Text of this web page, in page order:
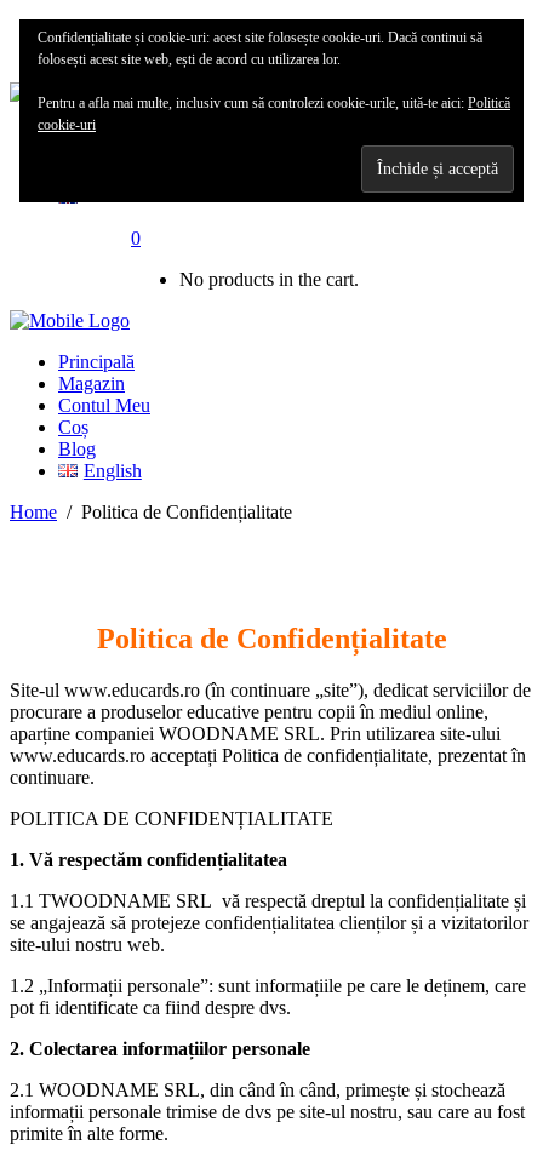
Principală
Magazin
Contul meu
0
No products in the cart.
Principală
Magazin
Contul Meu
Coș
Blog
English
Home / Politica de Confidențialitate
Politica de Confidențialitate
Site-ul www.educards.ro (în continuare „site”), dedicat serviciilor de
procurare a produselor educative pentru copii în mediul online,
aparține companiei WOODNAME SRL. Prin utilizarea site-ului
www.educards.ro acceptați Politica de confidențialitate, prezentat în
continuare.
POLITICA DE CONFIDENȚIALITATE
1. Vă respectăm confidențialitatea
1.1 TWOODNAME SRL vă respectă dreptul la confidențialitate și
se angajează să protejeze confidențialitatea clienților și a vizitatorilor
site-ului nostru web.
1.2 „Informații personale”: sunt informațiile pe care le deținem, care
pot fi identificate ca fiind despre dvs.
2. Colectarea informațiilor personale
2.1 WOODNAME SRL, din când în când, primește și stochează
informații personale trimise de dvs pe site-ul nostru, sau care au fost
primite în alte forme.
Confidențialitate și cookie-uri: acest site folosește cookie-uri. Dacă continui să
folosești acest site web, ești de acord cu utilizarea lor.
Pentru a afla mai multe, inclusiv cum să controlezi cookie-urile, uită-te aici: Politică
cookie-uri